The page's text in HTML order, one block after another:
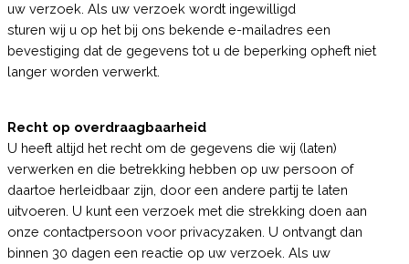
uw verzoek. Als uw verzoek wordt ingewilligd
sturen wij u op het bij ons bekende e-mailadres een
bevestiging dat de gegevens tot u de beperking opheft niet
langer worden verwerkt.
Recht op overdraagbaarheid
U heeft altijd het recht om de gegevens die wij (laten)
verwerken en die betrekking hebben op uw persoon of
daartoe herleidbaar zijn, door een andere partij te laten
uitvoeren. U kunt een verzoek met die strekking doen aan
onze contactpersoon voor privacyzaken. U ontvangt dan
binnen 30 dagen een reactie op uw verzoek. Als uw